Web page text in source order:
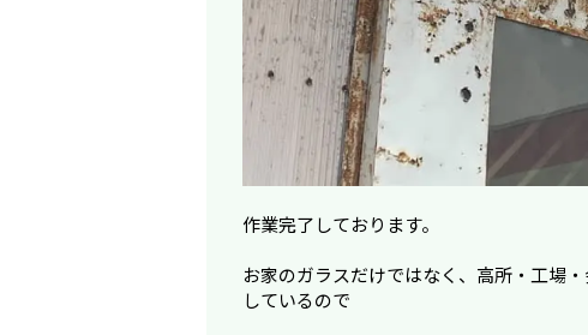
作業完了しております。
お家のガラスだけではなく、高所・工場
しているので